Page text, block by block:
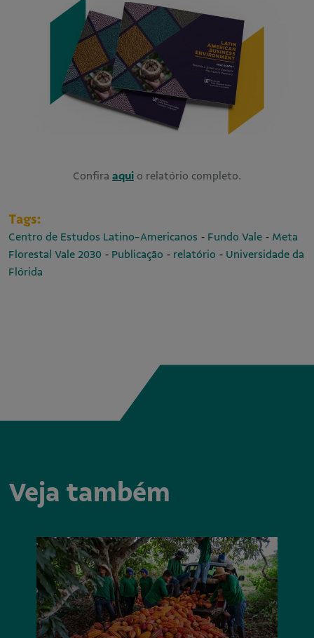
Confira aqui o relatório completo.
Tags:
Centro de Estudos Latino-Americanos - Fundo Vale - Meta
Florestal Vale 2030 - Publicação - relatório - Universidade da
Flórida
Veja também